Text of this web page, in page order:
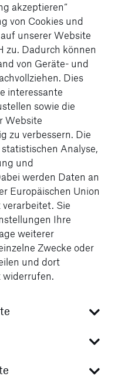
Service
akzeptieren“
von Cookies und
unserer Website
zu. Dadurch können
von Geräte- und
Dies
interessante
sowie die
Website
zu verbessern. Die
Analyse,
und
werden Daten an
Europäischen Union
Sie
Ihre
weiterer
Zwecke oder
und dort
widerrufen.